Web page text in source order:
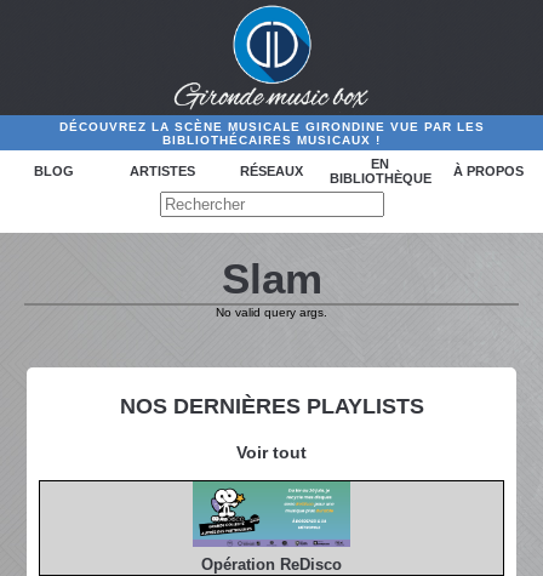
DÉCOUVREZ LA SCÈNE MUSICALE GIRONDINE VUE PAR LES
BIBLIOTHÉCAIRES MUSICAUX !
BLOG ARTISTES RÉSEAUX
EN
BIBLIOTHÈQUE
À PROPOS
NOS DERNIÈRES PLAYLISTS
Voir tout
Opération ReDisco
Slam
No valid query args.